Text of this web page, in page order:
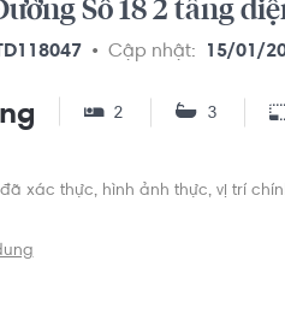
Số 18 2 tầng
Cập nhật: 15/01/
2 3
đã xác thực, hình ảnh thực, vị trí